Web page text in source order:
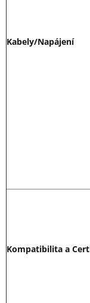
Kabely/Napájení
Kompatibilita a